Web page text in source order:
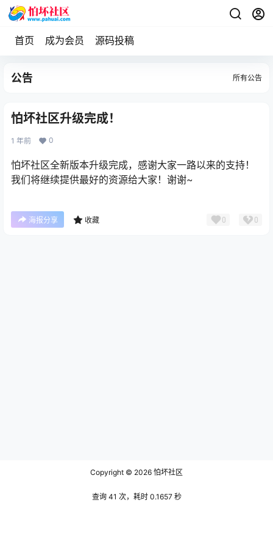
首页 成为会员 源码投稿
公告 所有公告
怕坏社区升级完成！
1 年前 0
怕坏社区全新版本升级完成，感谢大家一路以来的支持！
我们将继续提供最好的资源给大家！谢谢~
海报分享 收藏 0 0
Copyright © 2026 怕坏社区
查询 41 次，耗时 0.1657 秒